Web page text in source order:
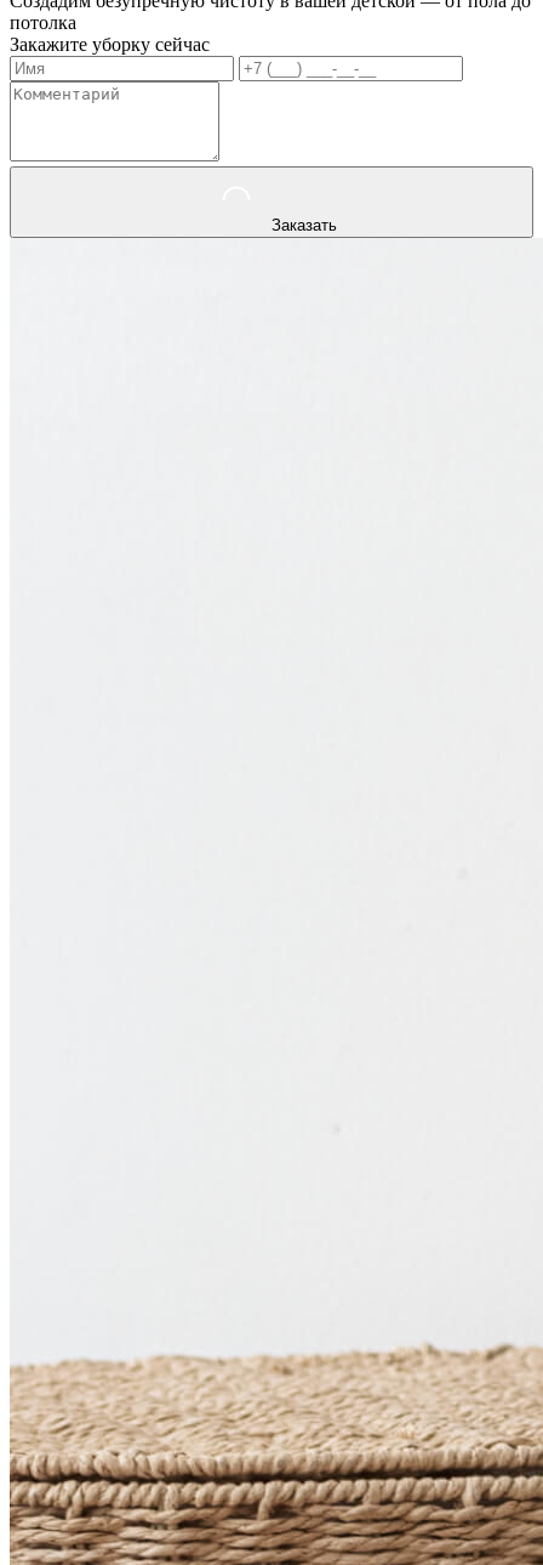
потолка
Закажите уборку сейчас
Заказать